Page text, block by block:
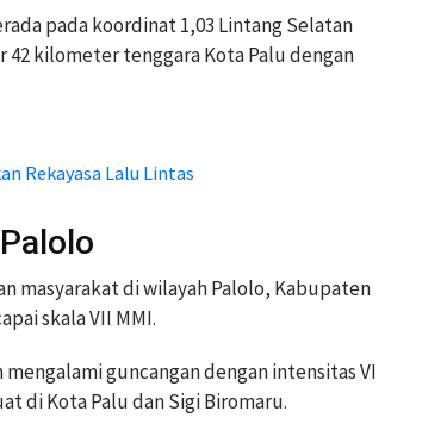
pada koordinat 1,03 Lintang Selatan
42 kilometer tenggara Kota Palu dengan
Rekayasa Lalu Lintas
masyarakat di wilayah Palolo, Kabupaten
skala VII MMI.
guncangan dengan intensitas VI
di Kota Palu dan Sigi Biromaru.